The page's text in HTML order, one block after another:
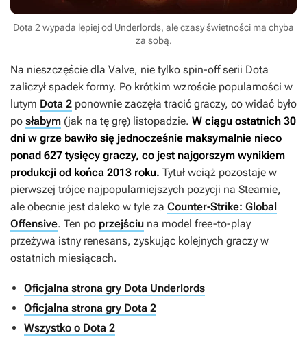
Dota 2 wypada lepiej od Underlords, ale czasy świetności ma chyba
za sobą.
Na nieszczęście dla Valve, nie tylko spin-off serii Dota
zaliczył spadek formy. Po krótkim wzroście popularności w
lutym Dota 2 ponownie zaczęła tracić graczy, co widać było
po słabym (jak na tę grę) listopadzie. W ciągu ostatnich 30
dni w grze bawiło się jednocześnie maksymalnie nieco
ponad 627 tysięcy graczy, co jest najgorszym wynikiem
produkcji od końca 2013 roku. Tytuł wciąż pozostaje w
pierwszej trójce najpopularniejszych pozycji na Steamie,
ale obecnie jest daleko w tyle za Counter-Strike: Global
Offensive. Ten po przejściu na model free-to-play
przeżywa istny renesans, zyskując kolejnych graczy w
ostatnich miesiącach.
Oficjalna strona gry Dota Underlords
Oficjalna strona gry Dota 2
Wszystko o Dota 2